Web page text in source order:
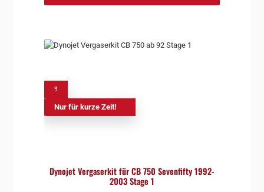
Nur für kurze Zeit!
Dynojet Vergaserkit für CB 750 Sevenfifty 1992-
2003 Stage 1